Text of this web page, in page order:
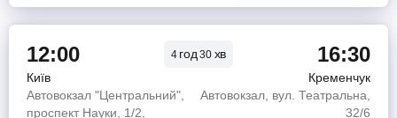
12:00 4 год30 хв 16:30
Київ
Кременчук
Автовокзал "Центральний",
проспект Науки, 1/2,
Автовокзал, вул. Театральна,
32/6